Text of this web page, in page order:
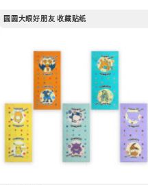
圆圆大眼好朋友 收藏贴纸